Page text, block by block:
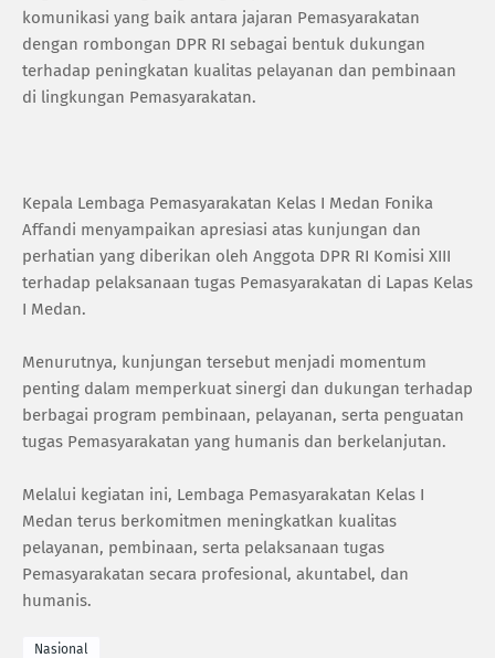
komunikasi yang baik antara jajaran Pemasyarakatan
dengan rombongan DPR RI sebagai bentuk dukungan
terhadap peningkatan kualitas pelayanan dan pembinaan
di lingkungan Pemasyarakatan.
Kepala Lembaga Pemasyarakatan Kelas I Medan Fonika
Affandi menyampaikan apresiasi atas kunjungan dan
perhatian yang diberikan oleh Anggota DPR RI Komisi XIII
terhadap pelaksanaan tugas Pemasyarakatan di Lapas Kelas
I Medan.
Menurutnya, kunjungan tersebut menjadi momentum
penting dalam memperkuat sinergi dan dukungan terhadap
berbagai program pembinaan, pelayanan, serta penguatan
tugas Pemasyarakatan yang humanis dan berkelanjutan.
Melalui kegiatan ini, Lembaga Pemasyarakatan Kelas I
Medan terus berkomitmen meningkatkan kualitas
pelayanan, pembinaan, serta pelaksanaan tugas
Pemasyarakatan secara profesional, akuntabel, dan
humanis.
Nasional